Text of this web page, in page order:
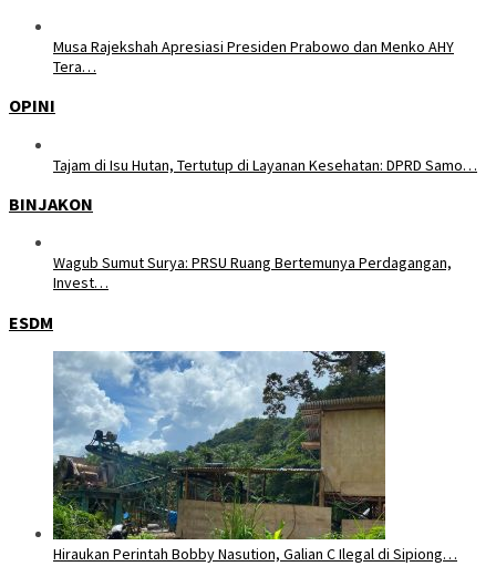
Musa Rajekshah Apresiasi Presiden Prabowo dan Menko AHY
Tera…
OPINI
Tajam di Isu Hutan, Tertutup di Layanan Kesehatan: DPRD Samo…
BINJAKON
Wagub Sumut Surya: PRSU Ruang Bertemunya Perdagangan,
Invest…
ESDM
Hiraukan Perintah Bobby Nasution, Galian C Ilegal di Sipiong…